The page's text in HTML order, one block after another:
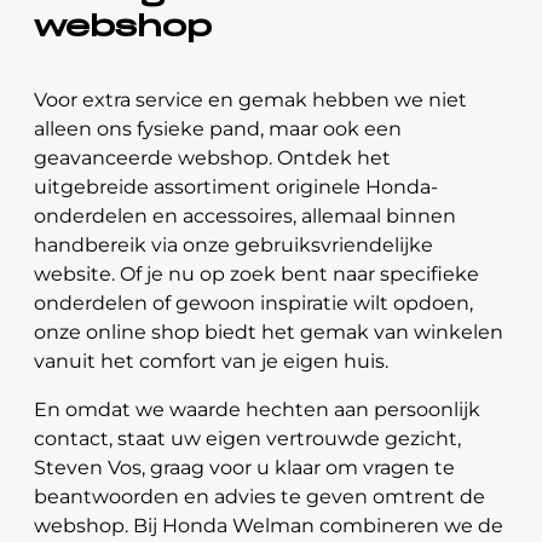
webshop
Voor extra service en gemak hebben we niet
alleen ons fysieke pand, maar ook een
geavanceerde webshop. Ontdek het
uitgebreide assortiment originele Honda-
onderdelen en accessoires, allemaal binnen
handbereik via onze gebruiksvriendelijke
website. Of je nu op zoek bent naar specifieke
onderdelen of gewoon inspiratie wilt opdoen,
onze online shop biedt het gemak van winkelen
vanuit het comfort van je eigen huis.
En omdat we waarde hechten aan persoonlijk
contact, staat uw eigen vertrouwde gezicht,
Steven Vos, graag voor u klaar om vragen te
beantwoorden en advies te geven omtrent de
webshop. Bij Honda Welman combineren we de